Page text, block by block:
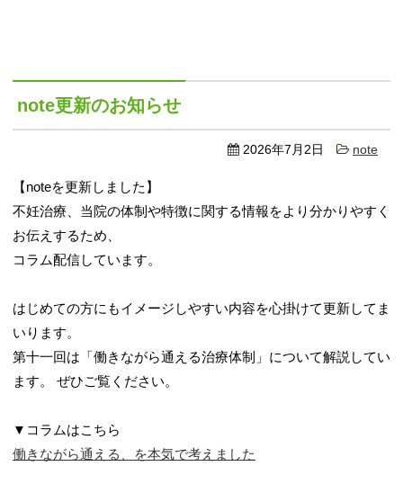
note更新のお知らせ
2026年7月2日 note
【noteを更新しました】
不妊治療、当院の体制や特徴に関する情報をより分かりやすく
お伝えするため、
コラム配信しています。
はじめての方にもイメージしやすい内容を心掛けて更新してま
いります。
第十一回は「働きながら通える治療体制」について解説してい
ます。 ぜひご覧ください。
▼コラムはこちら
働きながら通える、を本気で考えました